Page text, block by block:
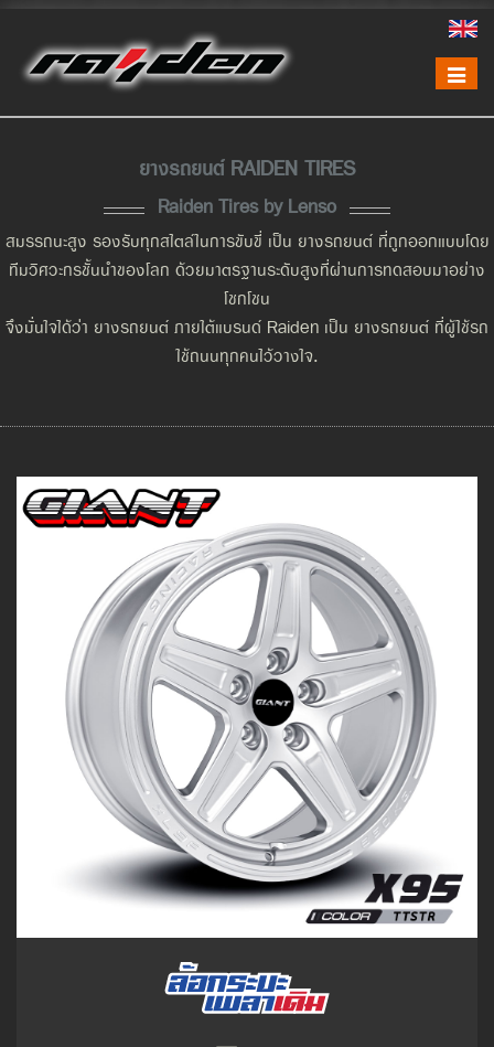
Toggle
ยางรถยนต์ RAIDEN TIRES
Raiden Tires by Lenso
สมรรถนะสูง รองรับทุกสไตล์ในการขับขี่ เป็น ยางรถยนต์ ที่ถูกออกแบบโดย
ทีมวิศวะกรชั้นนำของโลก ด้วยมาตรฐานระดับสูงที่ผ่านการทดสอบมาอย่าง
โชกโชน
จึงมั่นใจได้ว่า ยางรถยนต์ ภายใต้แบรนด์ Raiden เป็น ยางรถยนต์ ที่ผู้ใช้รถ
ใช้ถนนทุกคนไว้วางใจ.